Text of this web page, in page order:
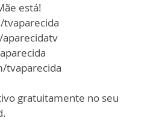
está!
tvaparecida
gratuitamente no seu